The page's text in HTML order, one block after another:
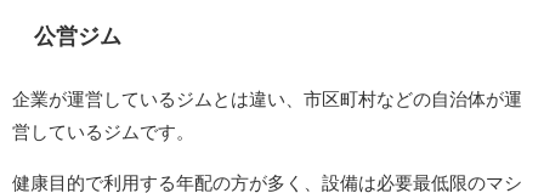
公営ジム
企業が運営しているジムとは違い、市区町村などの自治体が運
営しているジムです。
健康目的で利用する年配の方が多く、設備は必要最低限のマシ